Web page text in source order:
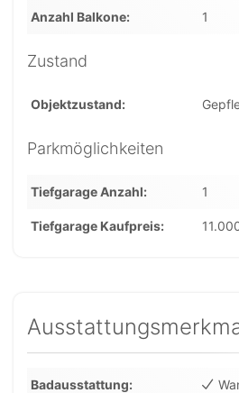
Anzahl Balkone 1
Zustand
Objektzustand
Parkmöglichkeiten
Tiefgarage Anzahl 1
Tiefgarage Kaufpreis
Badausstattung